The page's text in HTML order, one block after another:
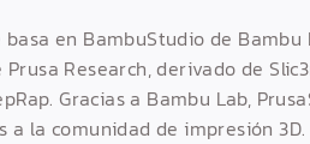
basa en BambuStudio de Bambu
Prusa Research, derivado de
Gracias a Bambu Lab,
a la comunidad de impresión 3D.